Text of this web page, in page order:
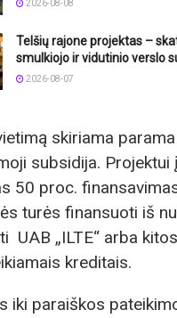
2026-08-08
Telšių rajone projektas –
smulkiojo ir vidutinio verslo
2026-08-07
skiriama
subsidija. Projektui
50 proc.
turės finansuoti iš
UAB „ILTE“ arba
kreditais.
iki paraiškos